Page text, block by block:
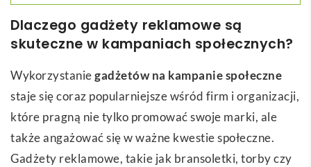
Dlaczego gadżety reklamowe są
skuteczne w kampaniach społecznych?
Wykorzystaniegadżetów na kampanie społeczne
staje się coraz popularniejsze wśród firm i organizacji,
które pragną nie tylko promować swoje marki, ale
także angażować się w ważne kwestie społeczne.
Gadżety reklamowe, takie jak bransoletki, torby czy